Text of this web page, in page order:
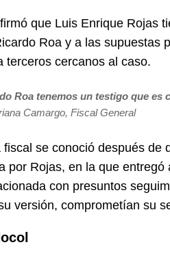
que Luis Enrique Rojas
Roa y a las supuestas
terceros cercanos al caso.
Roa tenemos un testigo que es
Camargo, Fiscal General
se conoció después de
por Rojas, en la que
con presuntos
versión, comprometían su